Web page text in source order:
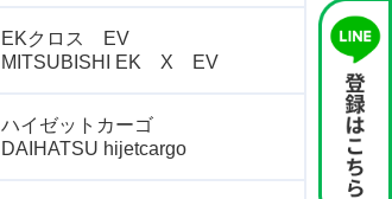
EKクロス EV
MITSUBISHI EK X EV
ハイゼットカーゴ
DAIHATSU hijetcargo